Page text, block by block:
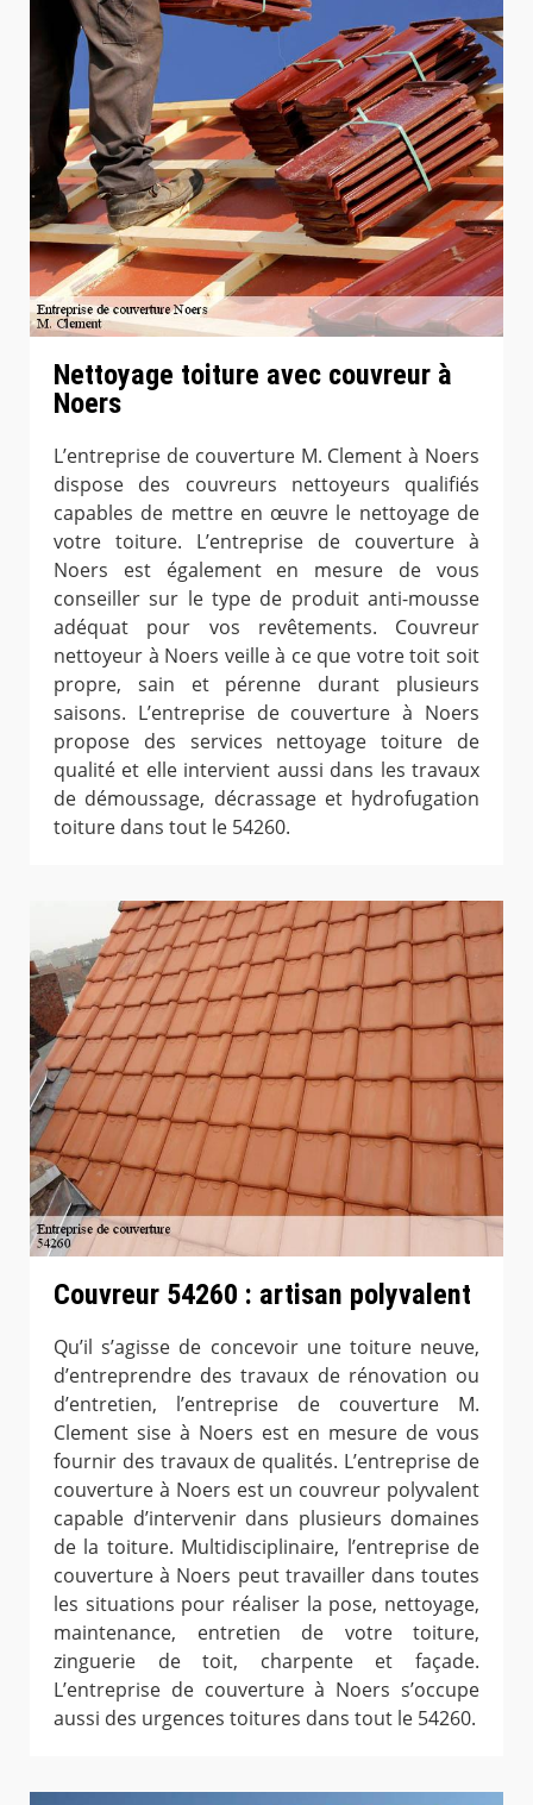
Nettoyage toiture avec couvreur à
Noers
L’entreprise de couverture M. Clement à Noers
dispose des couvreurs nettoyeurs qualifiés
capables de mettre en œuvre le nettoyage de
votre toiture. L’entreprise de couverture à
Noers est également en mesure de vous
conseiller sur le type de produit anti-mousse
adéquat pour vos revêtements. Couvreur
nettoyeur à Noers veille à ce que votre toit soit
propre, sain et pérenne durant plusieurs
saisons. L’entreprise de couverture à Noers
propose des services nettoyage toiture de
qualité et elle intervient aussi dans les travaux
de démoussage, décrassage et hydrofugation
toiture dans tout le 54260.
Couvreur 54260 : artisan polyvalent
Qu’il s’agisse de concevoir une toiture neuve,
d’entreprendre des travaux de rénovation ou
d’entretien, l’entreprise de couverture M.
Clement sise à Noers est en mesure de vous
fournir des travaux de qualités. L’entreprise de
couverture à Noers est un couvreur polyvalent
capable d’intervenir dans plusieurs domaines
de la toiture. Multidisciplinaire, l’entreprise de
couverture à Noers peut travailler dans toutes
les situations pour réaliser la pose, nettoyage,
maintenance, entretien de votre toiture,
zinguerie de toit, charpente et façade.
L’entreprise de couverture à Noers s’occupe
aussi des urgences toitures dans tout le 54260.